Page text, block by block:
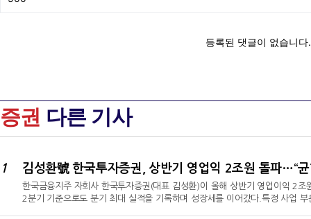
증권 다른 기사
1
한국금융지주 자회사 한국투자증권(대표 김성환)이 올해 상반기 영업이익 2
2분기 기준으로도 분기 최대 실적을 기록하며 성장세를 이어갔다.특정 사업